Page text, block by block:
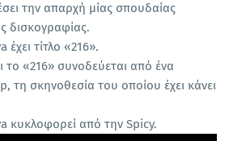
την απαρχή μίας σπουδαίας
δισκογραφίας.
τίτλο «216».
το «216» συνοδεύεται από ένα
τη σκηνοθεσία του οποίου έχει κάνει
κυκλοφορεί από την Spicy.